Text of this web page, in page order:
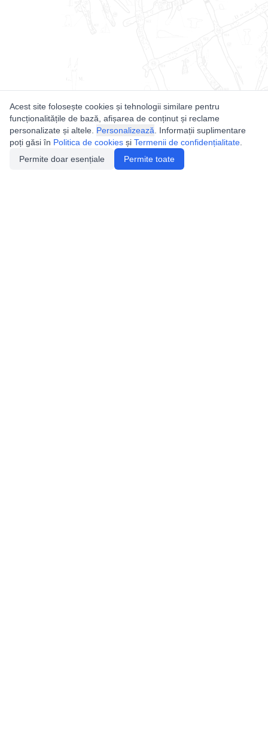
Acest site folosește cookies și tehnologii similare pentru
funcționalitățile de bază, afișarea de conținut și reclame
personalizate și altele. Personalizează . Informații suplimentare
poți găsi în Politica de cookies și Termenii de confidențialitate
Permite doar esențiale
Permite toate